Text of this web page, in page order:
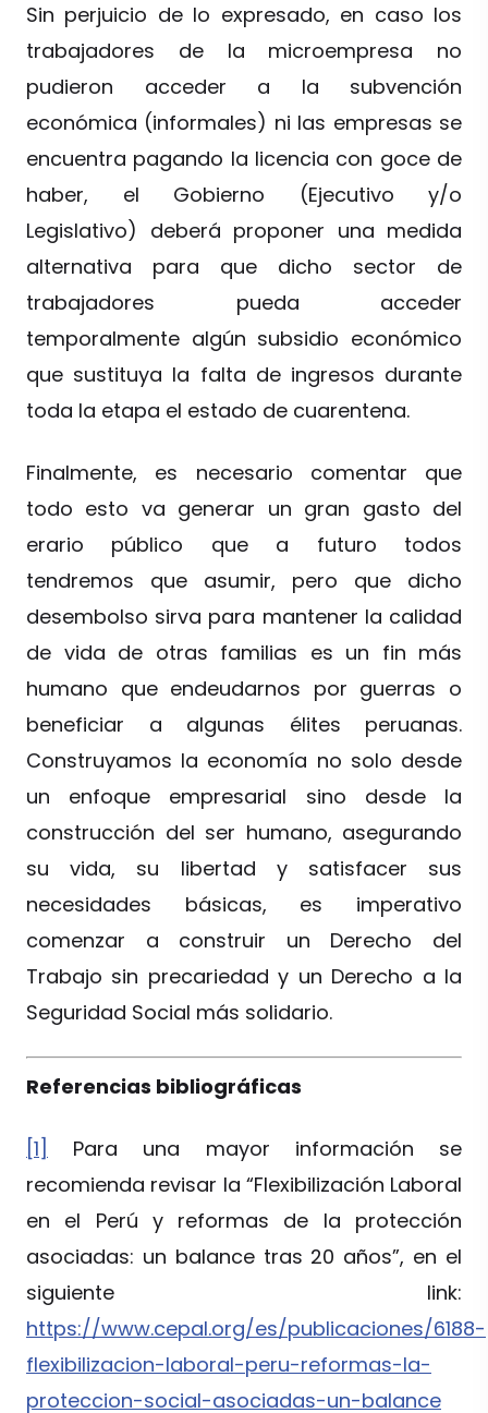
Sin perjuicio de lo expresado, en caso los
trabajadores de la microempresa no
pudieron acceder a la subvención
económica (informales) ni las empresas se
encuentra pagando la licencia con goce de
haber, el Gobierno (Ejecutivo y/o
Legislativo) deberá proponer una medida
alternativa para que dicho sector de
trabajadores pueda acceder
temporalmente algún subsidio económico
que sustituya la falta de ingresos durante
toda la etapa el estado de cuarentena.
Finalmente, es necesario comentar que
todo esto va generar un gran gasto del
erario público que a futuro todos
tendremos que asumir, pero que dicho
desembolso sirva para mantener la calidad
de vida de otras familias es un fin más
humano que endeudarnos por guerras o
beneficiar a algunas élites peruanas.
Construyamos la economía no solo desde
un enfoque empresarial sino desde la
construcción del ser humano, asegurando
su vida, su libertad y satisfacer sus
necesidades básicas, es imperativo
comenzar a construir un Derecho del
Trabajo sin precariedad y un Derecho a la
Seguridad Social más solidario.
Referencias bibliográficas
[1]
Para una mayor información se
recomienda revisar la “Flexibilización Laboral
en el Perú y reformas de la protección
asociadas: un balance tras 20 años”, en el
siguiente link:
https://www.cepal.org/es/publicaciones/6188-
flexibilizacion-laboral-peru-reformas-la-
proteccion-social-asociadas-un-balance